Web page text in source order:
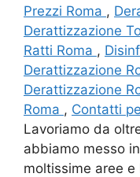
Prezzi Roma ,
Derattizzazione
Ratti Roma ,
Derattizzazione
Derattizzazione
Roma , Contatti
Lavoriamo da
abbiamo messo
moltissime aree